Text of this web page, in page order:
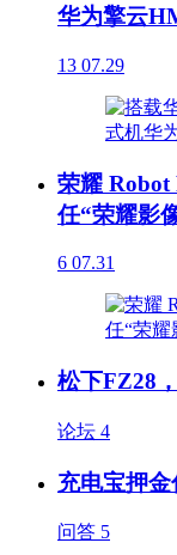
华为擎云
13 07.29
荣耀 Robot
任“荣耀影
6 07.31
松下FZ28
论坛 4
充电宝押
问答 5